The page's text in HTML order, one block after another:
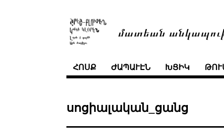
մատեան
ՀՈՍՔ ԺԱՊԱՒԷՆ ԽՑԻԿ
սոցիալական_ցանց